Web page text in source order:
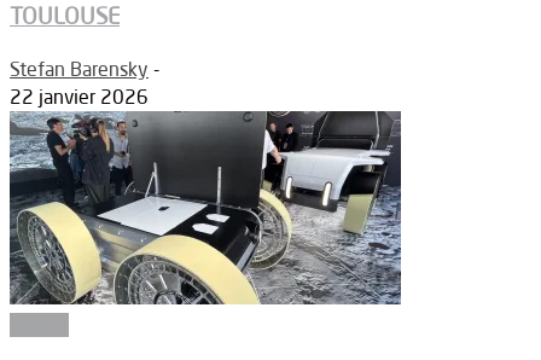
TOULOUSE
Stefan Barensky -
22 janvier 2026